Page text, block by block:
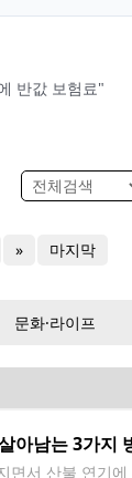
반값 보험료"
» 마지막
문화·라이프
아남는 3가지
면서 산불 연기